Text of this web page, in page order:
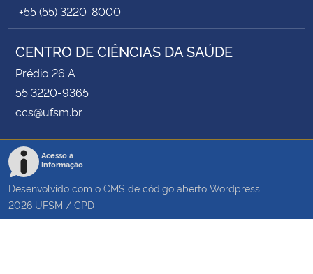
+55 (55) 3220-8000
CENTRO DE CIÊNCIAS DA SAÚDE
Prédio 26 A
55 3220-9365
ccs@ufsm.br
Acesso à
Informação
Desenvolvido com o CMS de código aberto Wordpress
2026 UFSM / CPD